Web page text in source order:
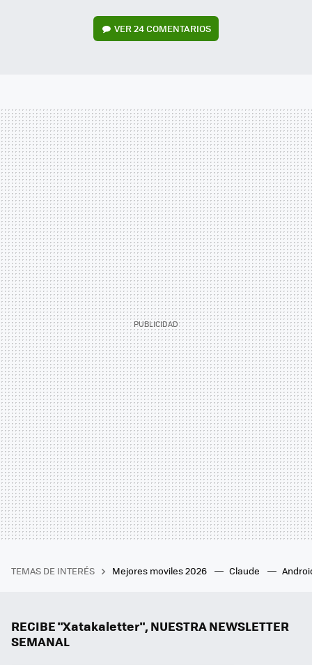
VER24 COMENTARIOS
TEMAS DE INTERÉS Mejores moviles 2026 Claude
RECIBE "Xatakaletter", NUESTRA NEWSLETTER
SEMANAL